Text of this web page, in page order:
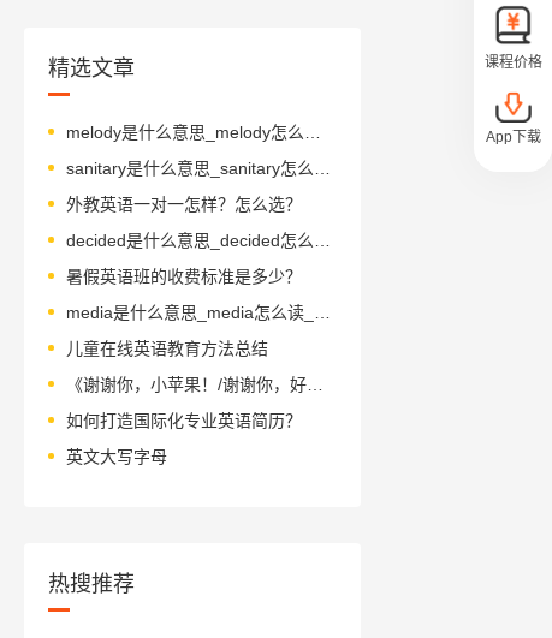
精选文章
外教英语一对一怎样？怎么选？
暑假英语班的收费标准是多少？
儿童在线英语教育方法总结
《谢谢你，小苹果！/谢谢你，好吃的面包！》绘本简介
如何打造国际化专业英语简历？
英文大写字母
热搜推荐
课程价格
App下载